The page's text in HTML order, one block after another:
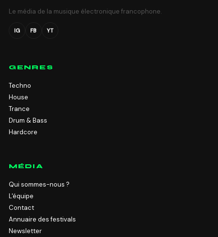
Le média de la musique électronique francophone.
IG FB YT
GENRES
Techno
House
Trance
Drum & Bass
Hardcore
MÉDIA
Qui sommes-nous ?
L'équipe
Contact
Annuaire des festivals
Newsletter